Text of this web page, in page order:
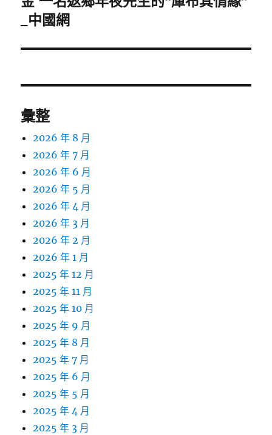
篇
章:
_中國網
彙整
2026 年 8 月
2026 年 7 月
2026 年 6 月
2026 年 5 月
2026 年 4 月
2026 年 3 月
2026 年 2 月
2026 年 1 月
2025 年 12 月
2025 年 11 月
2025 年 10 月
2025 年 9 月
2025 年 8 月
2025 年 7 月
2025 年 6 月
2025 年 5 月
2025 年 4 月
2025 年 3 月